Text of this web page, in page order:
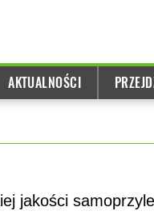
AKTUALNOŚCI
jakości